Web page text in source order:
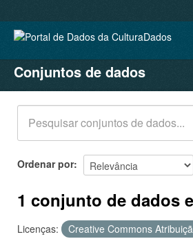
CONJUNTOS DE DADOS
ORGANIZAÇÕES
GRUPOS
SOBRE
Conjuntos de dados
Ordenar por
1 conjunto de dados
Licenças: Creative Commons